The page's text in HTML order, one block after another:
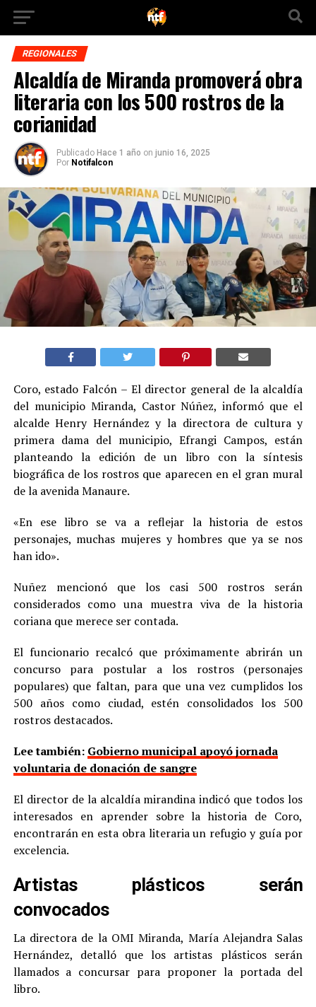
REGIONALES
Alcaldía de Miranda promoverá obra
literaria con los 500 rostros de la
corianidad
Publicado Hace 1 año on junio 16, 2025
Por Notifalcon
Coro, estado Falcón – El director general de la alcaldía
del municipio Miranda, Castor Núñez, informó que el
alcalde Henry Hernández y la directora de cultura y
primera dama del municipio, Efrangi Campos, están
planteando la edición de un libro con la síntesis
biográfica de los rostros que aparecen en el gran mural
de la avenida Manaure.
«En ese libro se va a reflejar la historia de estos
personajes, muchas mujeres y hombres que ya se nos
han ido».
Nuñez mencionó que los casi 500 rostros serán
considerados como una muestra viva de la historia
coriana que merece ser contada.
El funcionario recalcó que próximamente abrirán un
concurso para postular a los rostros (personajes
populares) que faltan, para que una vez cumplidos los
500 años como ciudad, estén consolidados los 500
rostros destacados.
Lee también: Gobierno municipal apoyó jornada
voluntaria de donación de sangre
El director de la alcaldía mirandina indicó que todos los
interesados en aprender sobre la historia de Coro,
encontrarán en esta obra literaria un refugio y guía por
excelencia.
Artistas plásticos serán
convocados
La directora de la OMI Miranda, María Alejandra Salas
Hernández, detalló que los artistas plásticos serán
llamados a concursar para proponer la portada del
libro.